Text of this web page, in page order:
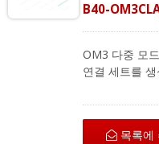
B40-
OM3 다중 모
연결 세트를
을 충족하는
이 커넥터는
유 광케이블
목록에